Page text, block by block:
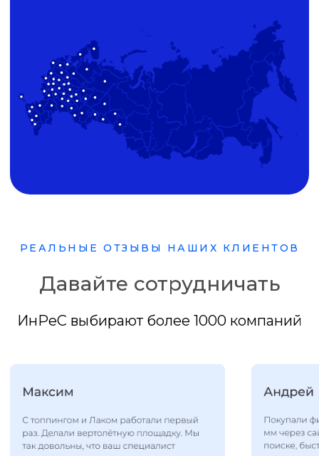
РЕАЛЬНЫЕ ОТЗЫВЫ НАШИХ КЛИЕНТОВ
Давайте сотрудничать
ИнРеС выбирают более 1000 компаний